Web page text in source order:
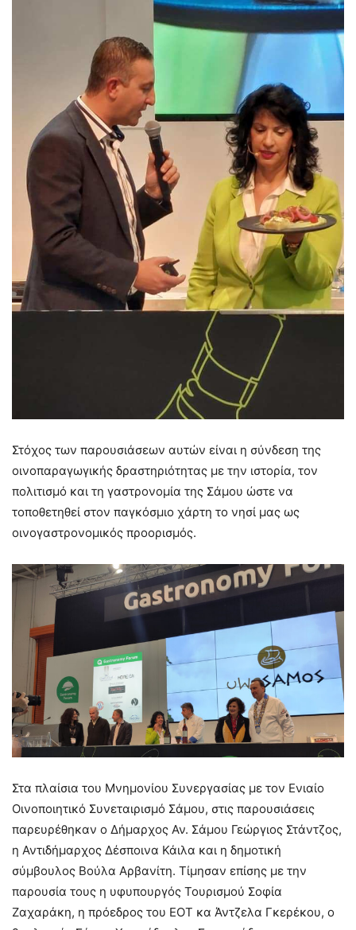
Στόχος των παρουσιάσεων αυτών είναι η σύνδεση της
οινοπαραγωγικής δραστηριότητας με την ιστορία, τον
πολιτισμό και τη γαστρονομία της Σάμου ώστε να
τοποθετηθεί στον παγκόσμιο χάρτη το νησί μας ως
οινογαστρονομικός προορισμός.
Στα πλαίσια του Μνημονίου Συνεργασίας με τον Ενιαίο
Οινοποιητικό Συνεταιρισμό Σάμου, στις παρουσιάσεις
παρευρέθηκαν ο Δήμαρχος Αν. Σάμου Γεώργιος Στάντζος,
η Αντιδήμαρχος Δέσποινα Κάιλα και η δημοτική
σύμβουλος Βούλα Αρβανίτη. Τίμησαν επίσης με την
παρουσία τους η υφυπουργός Τουρισμού Σοφία
Ζαχαράκη, η πρόεδρος του ΕΟΤ κα Άντζελα Γκερέκου, ο